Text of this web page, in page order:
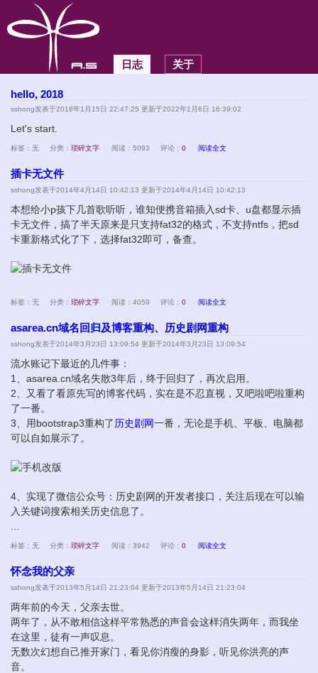
日志 关于
hello, 2018
sshong发表于2018年1月15日 22:47:25 更新于2022年1月6日 16:39:02
Let's start.
标签：无 分类： 琐碎文字 阅读：5093 评论： 0 阅读全文
插卡无文件
sshong发表于2014年4月14日 10:42:13 更新于2014年4月14日 10:42:13
本想给小p孩下几首歌听听，谁知便携音箱插入sd卡、u盘都显示插
卡无文件，搞了半天原来是只支持fat32的格式，不支持ntfs，把sd
卡重新格式化了下，选择fat32即可，备查。
标签：无 分类： 琐碎文字 阅读：4059 评论： 0 阅读全文
asarea.cn域名回归及博客重构、历史剧网重构
sshong发表于2014年3月23日 13:09:54 更新于2014年3月23日 13:09:54
流水账记下最近的几件事：
1、asarea.cn域名失散3年后，终于回归了，再次启用。
2、又看了看原先写的博客代码，实在是不忍直视，又吧啦吧啦重构
了一番。
3、用bootstrap3重构了 历史剧网一番，无论是手机、平板、电脑都
可以自如展示了。
4、实现了微信公众号：历史剧网的开发者接口，关注后现在可以输
入关键词搜索相关历史信息了。
标签：无 分类： 琐碎文字 阅读：3942 评论： 0 阅读全文
怀念我的父亲
sshong发表于2013年5月14日 21:23:04 更新于2013年5月14日 21:23:04
两年前的今天，父亲去世。
两年了，从不敢相信这样平常熟悉的声音会这样消失两年，而我坐
在这里，徒有一声叹息。
无数次幻想自己推开家门，看见你消瘦的身影，听见你洪亮的声
音。